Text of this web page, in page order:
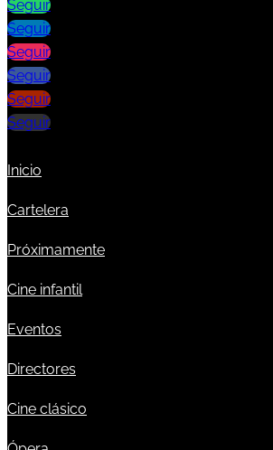
Seguir
Seguir
Seguir
Seguir
Seguir
Seguir
Inicio
Cartelera
Próximamente
Cine infantil
Eventos
Directores
Cine clásico